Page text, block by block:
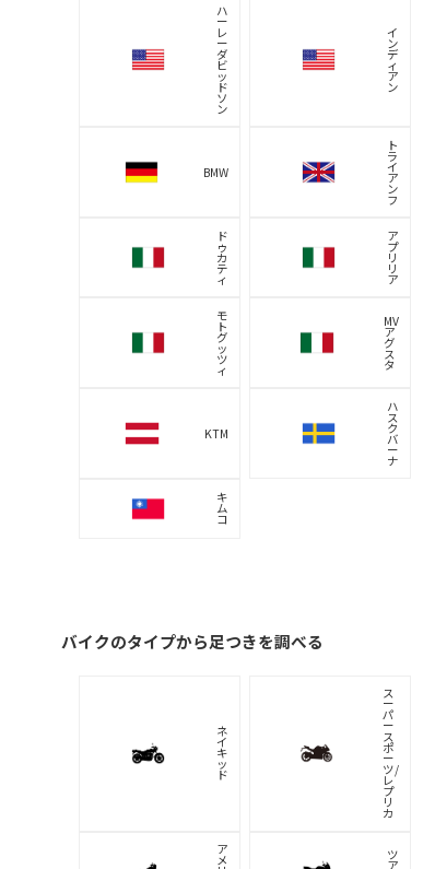
ハ
ー
レ
ー
ダ
ビ
ッ
ド
ソ
ン
イ
ン
デ
ィ
ア
ン
BMW
ト
ラ
イ
ア
ン
フ
ド
ゥ
カ
テ
ィ
ア
プ
リ
リ
ア
モ
ト
グ
ッ
ツ
ィ
MV
ア
グ
ス
タ
KTM
ハ
ス
ク
バ
ー
ナ
キ
ム
コ
バイクのタイプから足つきを調べる
ネ
イ
キ
ッ
ド
ス
ー
パ
ー
ス
ポ
ー
ツ/
レ
プ
リ
カ
ア
メ ツ
ア